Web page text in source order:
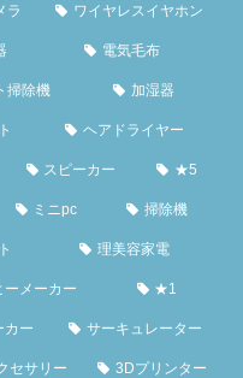
ラ ワイヤレスイヤホン
電気毛布
掃除機 加湿器
ヘアドライヤー
スピーカー ★5
ミニpc 掃除機
理美容家電
ーメーカー ★1
カー サーキュレーター
セサリー 3Dプリンター